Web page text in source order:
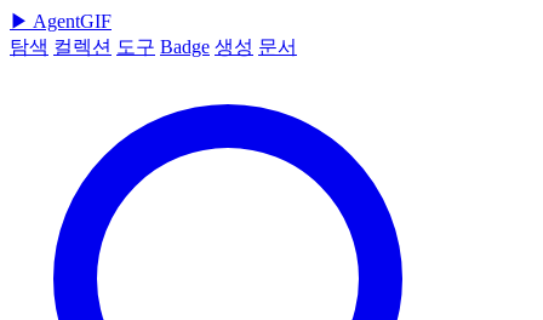
▶ AgentGIF
탐색 컬렉션 도구 Badge 생성 문서